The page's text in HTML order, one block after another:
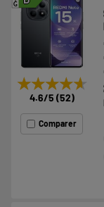
G
★★★★★
★★★★★
4.6/5 (52)
Comparer